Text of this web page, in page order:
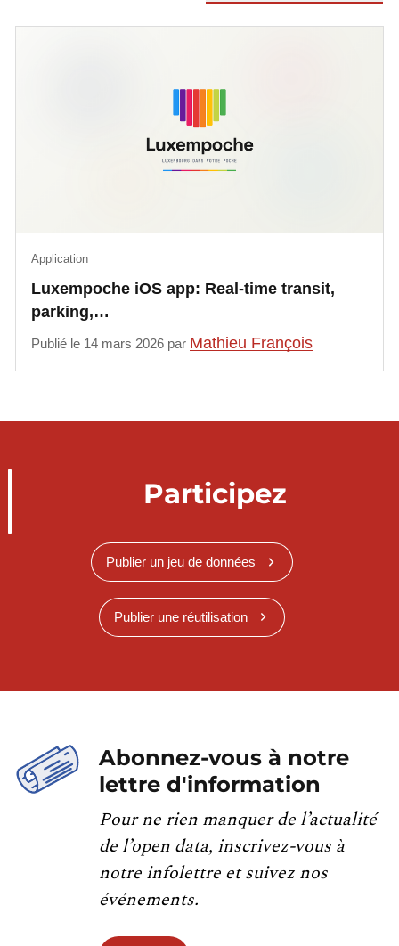
Luxempoche iOS app: Real-time transit,
parking,…
Application
Publié le 14 mars 2026 par Mathieu François
Participez
Publier un jeu de données
Publier une réutilisation
Abonnez-vous à notre
lettre d'information
Pour ne rien manquer de l’actualité
de l’open data, inscrivez-vous à
notre infolettre et suivez nos
événements.